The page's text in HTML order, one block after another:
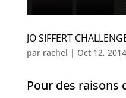
JO SIFFERT
par rachel | Oct 12, 2014
Pour des raisons